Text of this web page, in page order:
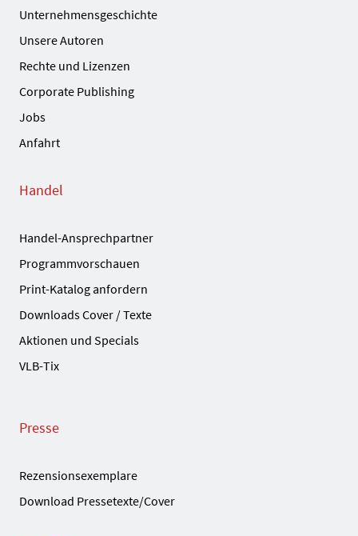
Unternehmensgeschichte
Unsere Autoren
Rechte und Lizenzen
Corporate Publishing
Jobs
Anfahrt
Handel
Handel-Ansprechpartner
Programmvorschauen
Print-Katalog anfordern
Downloads Cover / Texte
Aktionen und Specials
VLB-Tix
Presse
Rezensionsexemplare
Download Pressetexte/Cover